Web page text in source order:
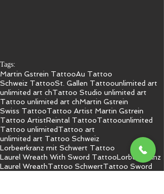
Tags:
Martin Gstrein TattooAu Tattoo
Schweiz TattooSt. Gallen Tattoounlimited art
unlimited art chTattoo Studio unlimited art
Tattoo unlimited art chMartin Gstrein
Swiss TattooTattoo Artist Martin Gstrein
Tattoo ArtistReintal TattooTattoounlimited
Tattoo unlimitedTattoo art
unlimited art Tattoo Schweiz
Lorbeerkranz mit Schwert Tattoo
Laurel Wreath With Sword TattooLorbeerkranz
Laurel WreathTattoo SchwertTattoo Sword